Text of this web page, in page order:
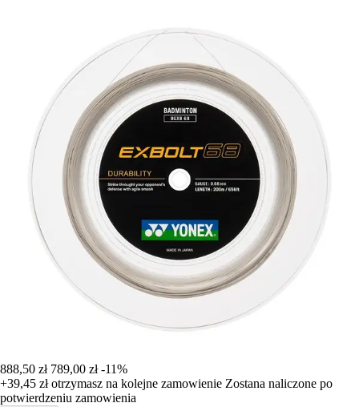
888,50 zł 789,00 zł -11%
+39,45 złotrzymasz na kolejne zamowienie Zostana naliczone po
potwierdzeniu zamowienia